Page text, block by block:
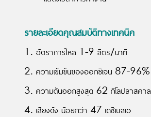
รายละเอียดคุณสมบัติทางเทคนิค
1. อัตราการไหล 1-9 ลิตร/นาที
2. ความเข้มข้นของออกซิเจน 87-96%
3. ความดันออกสูงสุด 62 กิโลปลาสคาล
4. เสียงดัง น้อยกว่า 47 เดซิเบลเอ